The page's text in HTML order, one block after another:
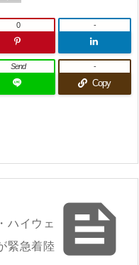
0 -
Send
Copy
-

ハイウェ
緊急着陸